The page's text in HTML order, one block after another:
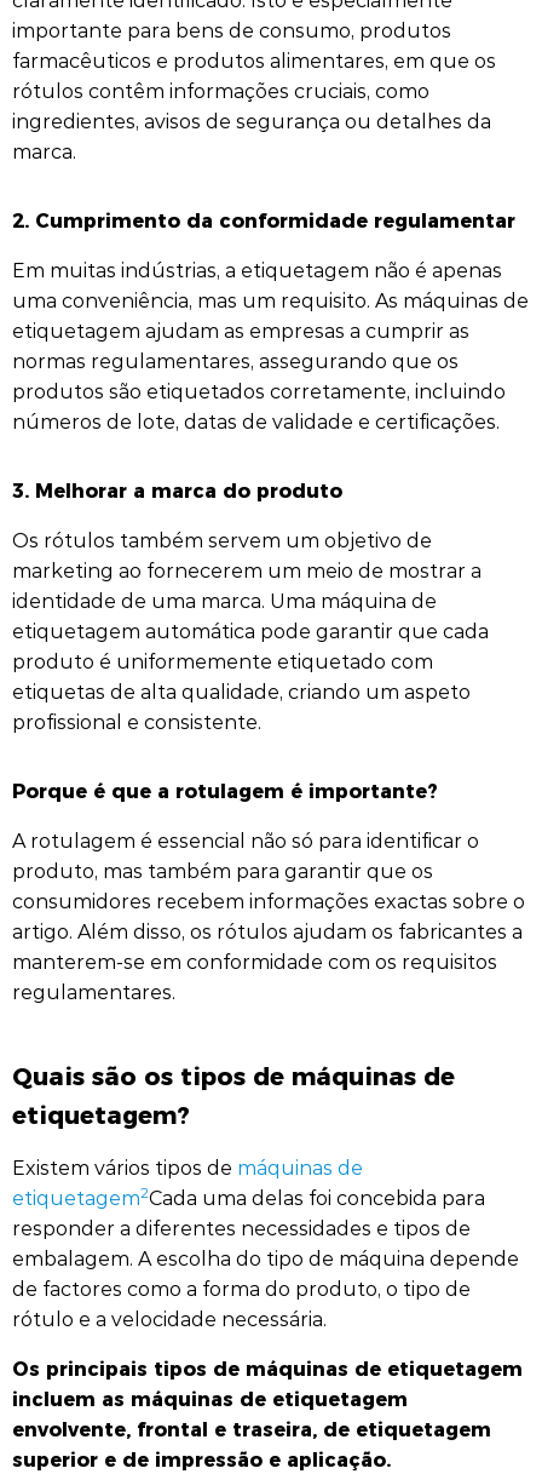
importante para bens de consumo, produtos
farmacêuticos e produtos alimentares, em que os
rótulos contêm informações cruciais, como
ingredientes, avisos de segurança ou detalhes da
marca.
2. Cumprimento da conformidade regulamentar
Em muitas indústrias, a etiquetagem não é apenas
uma conveniência, mas um requisito. As máquinas de
etiquetagem ajudam as empresas a cumprir as
normas regulamentares, assegurando que os
produtos são etiquetados corretamente, incluindo
números de lote, datas de validade e certificações.
3. Melhorar a marca do produto
Os rótulos também servem um objetivo de
marketing ao fornecerem um meio de mostrar a
identidade de uma marca. Uma máquina de
etiquetagem automática pode garantir que cada
produto é uniformemente etiquetado com
etiquetas de alta qualidade, criando um aspeto
profissional e consistente.
Porque é que a rotulagem é importante?
A rotulagem é essencial não só para identificar o
produto, mas também para garantir que os
consumidores recebem informações exactas sobre o
artigo. Além disso, os rótulos ajudam os fabricantes a
manterem-se em conformidade com os requisitos
regulamentares.
Quais são os tipos de máquinas de
etiquetagem?
Existem vários tipos de máquinas de
etiquetagem2Cada uma delas foi concebida para
responder a diferentes necessidades e tipos de
embalagem. A escolha do tipo de máquina depende
de factores como a forma do produto, o tipo de
rótulo e a velocidade necessária.
Os principais tipos de máquinas de etiquetagem
incluem as máquinas de etiquetagem
envolvente, frontal e traseira, de etiquetagem
superior e de impressão e aplicação.